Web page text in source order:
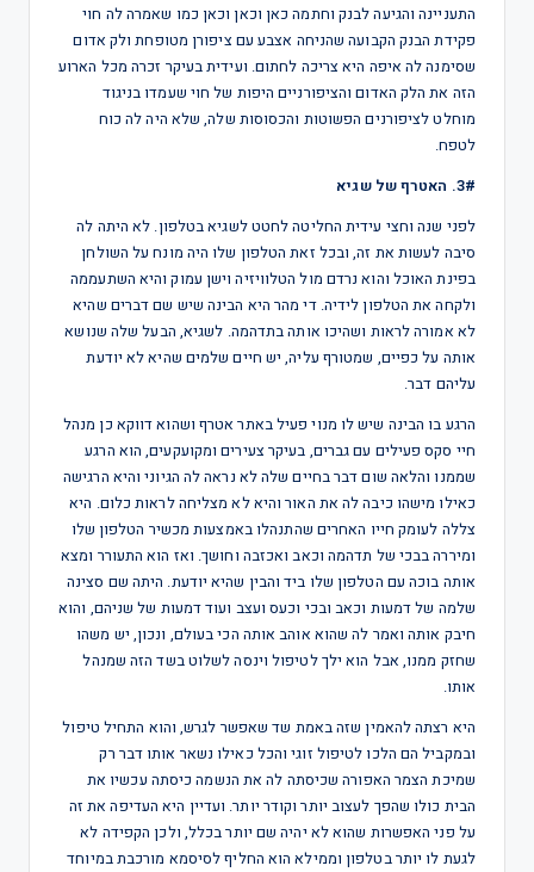
התעניינה והגיעה לבנק וחתמה כאן וכאן וכאן כמו שאמרה לה חוי
פקידת הבנק הקבועה שהניחה אצבע עם ציפורן מטופחת ולק אדום
שסימנה לה איפה היא צריכה לחתום. ועידית בעיקר זכרה מכל הארוע
הזה את הלק האדום והציפורניים היפות של חוי שעמדו בניגוד
מוחלט לציפורנים הפשוטות והכסוסות שלה, שלא היה לה כוח
לטפח.
3#. האטרף של שגיא
לפני שנה וחצי עידית החליטה לחטט לשגיא בטלפון. לא היתה לה
סיבה לעשות את זה, ובכל זאת הטלפון שלו היה מונח על השולחן
בפינת האוכל והוא נרדם מול הטלוויזיה וישן עמוק והיא השתעממה
ולקחה את הטלפון לידיה. די מהר היא הבינה שיש שם דברים שהיא
לא אמורה לראות ושהיכו אותה בתדהמה. לשגיא, הבעל שלה שנושא
אותה על כפיים, שמטורף עליה, יש חיים שלמים שהיא לא יודעת
עליהם דבר.
הרגע בו הבינה שיש לו מנוי פעיל באתר אטרף ושהוא דווקא כן מנהל
חיי סקס פעילים עם גברים, בעיקר צעירים ומקועקעים, הוא הרגע
שממנו והלאה שום דבר בחיים שלה לא נראה לה הגיוני והיא הרגישה
כאילו מישהו כיבה לה את האור והיא לא מצליחה לראות כלום. היא
צללה לעומק חייו האחרים שהתנהלו באמצעות מכשיר הטלפון שלו
ומיררה בבכי של תדהמה וכאב ואכזבה וחושך. ואז הוא התעורר ומצא
אותה בוכה עם הטלפון שלו ביד והבין שהיא יודעת. היתה שם סצינה
שלמה של דמעות וכאב ובכי וכעס ועצב ועוד דמעות של שניהם, והוא
חיבק אותה ואמר לה שהוא אוהב אותה הכי בעולם, ונכון, יש משהו
שחזק ממנו, אבל הוא ילך לטיפול וינסה לשלוט בשד הזה שמנהל
אותו.
היא רצתה להאמין שזה באמת שד שאפשר לגרש, והוא התחיל טיפול
ובמקביל הם הלכו לטיפול זוגי והכל כאילו נשאר אותו דבר רק
שמיכת הצמר האפורה שכיסתה לה את הנשמה כיסתה עכשיו את
הבית כולו שהפך לעצוב יותר וקודר יותר. ועדיין היא העדיפה את זה
על פני האפשרות שהוא לא יהיה שם יותר בכלל, ולכן הקפידה לא
לגעת לו יותר בטלפון וממילא הוא החליף לסיסמא מורכבת במיוחד